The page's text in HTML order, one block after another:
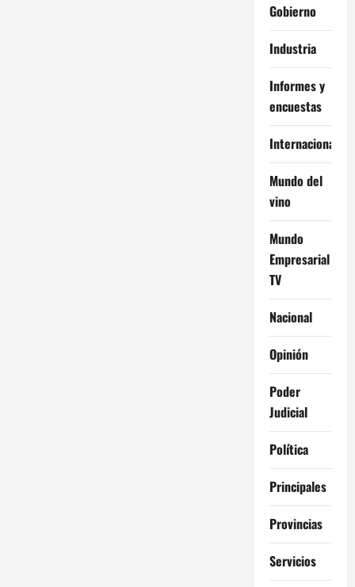
Gobierno
Industria
Informes y
encuestas
Internacional
Mundo del
vino
Mundo
Empresarial
TV
Nacional
Opinión
Poder
Judicial
Política
Principales
Provincias
Servicios